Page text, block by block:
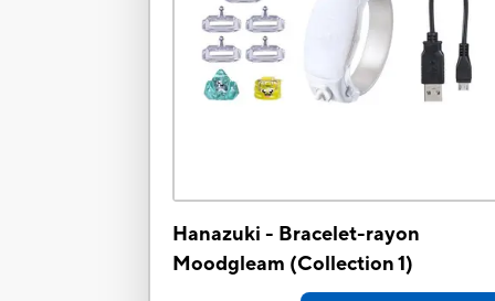
Hanazuki - Bracelet-rayon
Moodgleam (Collection 1)